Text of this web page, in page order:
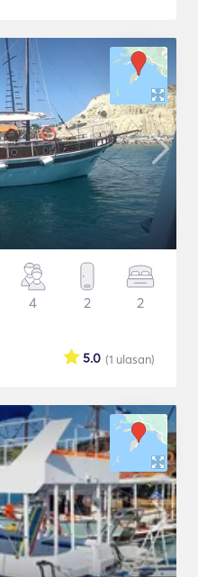
4 2 2
(1 ulasan)
5.0